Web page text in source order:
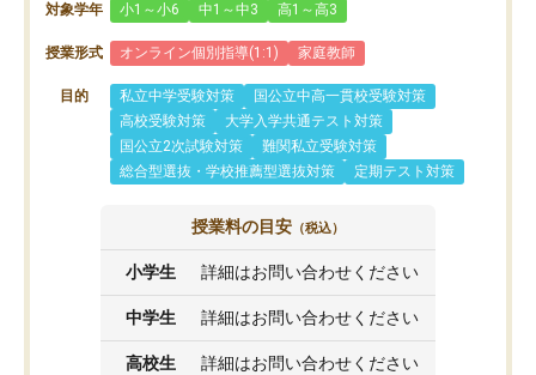
対象学年 小1～小6 中1～中3 高1～高3
授業形式 オンライン個別指導(1:1) 家庭教師
目的 私立中学受験対策
国公立中高一貫校受験対策
高校受験対策
大学入学共通テスト対策
国公立2次試験対策
難関私立受験対策
総合型選抜・学校推薦型選抜対策
定期テスト対策
授業料の目安 （税込）
小学生 詳細はお問い合わせください
中学生 詳細はお問い合わせください
高校生 詳細はお問い合わせください